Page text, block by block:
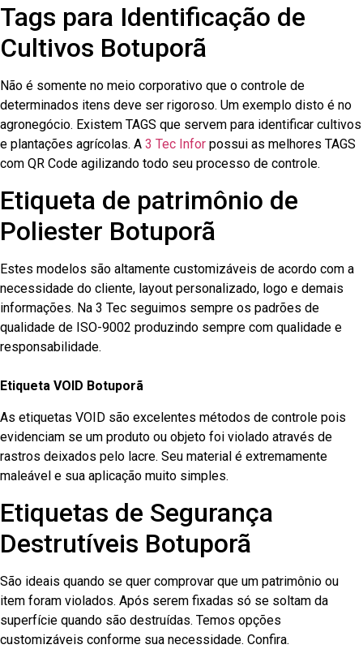
Tags para Identificação de
Cultivos Botuporã
Não é somente no meio corporativo que o controle de
determinados itens deve ser rigoroso. Um exemplo disto é no
agronegócio. Existem TAGS que servem para identificar cultivos
e plantações agrícolas. A 3 Tec Infor possui as melhores TAGS
com QR Code agilizando todo seu processo de controle.
Etiqueta de patrimônio de
Poliester Botuporã
Estes modelos são altamente customizáveis de acordo com a
necessidade do cliente, layout personalizado, logo e demais
informações. Na 3 Tec seguimos sempre os padrões de
qualidade de ISO-9002 produzindo sempre com qualidade e
responsabilidade.
Etiqueta VOID Botuporã
As etiquetas VOID são excelentes métodos de controle pois
evidenciam se um produto ou objeto foi violado através de
rastros deixados pelo lacre. Seu material é extremamente
maleável e sua aplicação muito simples.
Etiquetas de Segurança
Destrutíveis Botuporã
São ideais quando se quer comprovar que um patrimônio ou
item foram violados. Após serem fixadas só se soltam da
superfície quando são destruídas. Temos opções
customizáveis conforme sua necessidade. Confira.